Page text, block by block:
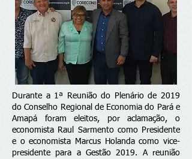
Durante a 1ª Reunião do Plenário de 2019
do Conselho Regional de Economia do Pará e
Amapá foram eleitos, por aclamação, o
economista Raul Sarmento como Presidente
e o economista Marcus Holanda como vice-
presidente para a Gestão 2019. A reunião